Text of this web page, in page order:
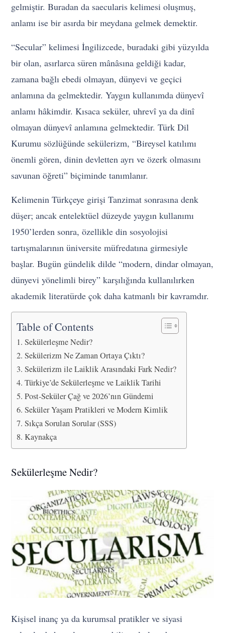
gelmiştir. Buradan da saecularis kelimesi oluşmuş,
anlamı ise bir asırda bir meydana gelmek demektir.
“Secular” kelimesi İngilizcede, buradaki gibi yüzyılda
bir olan, asırlarca süren mânâsına geldiği kadar,
zamana bağlı ebedi olmayan, dünyevi ve geçici
anlamına da gelmektedir. Yaygın kullanımda dünyevî
anlamı hâkimdir. Kısaca seküler, uhrevî ya da dinî
olmayan dünyevî anlamına gelmektedir. Türk Dil
Kurumu sözlüğünde sekülerizm, “Bireysel katılımı
önemli gören, dinin devletten ayrı ve özerk olmasını
savunan öğreti” biçiminde tanımlanır.
Kelimenin Türkçeye girişi Tanzimat sonrasına denk
düşer; ancak entelektüel düzeyde yaygın kullanımı
1950’lerden sonra, özellikle din sosyolojisi
tartışmalarının üniversite müfredatına girmesiyle
başlar. Bugün gündelik dilde “modern, dindar olmayan,
dünyevi yönelimli birey” karşılığında kullanılırken
akademik literatürde çok daha katmanlı bir kavramdır.
Table of Contents
Sekülerleşme Nedir?
Sekülerizm Ne Zaman Ortaya Çıktı?
Sekülerizm ile Laiklik Arasındaki Fark Nedir?
Türkiye’de Sekülerleşme ve Laiklik Tarihi
Post-Seküler Çağ ve 2026’nın Gündemi
Seküler Yaşam Pratikleri ve Modern Kimlik
Sıkça Sorulan Sorular (SSS)
Kaynakça
Sekülerleşme Nedir?
Kişisel inanç ya da kurumsal pratikler ve siyasi